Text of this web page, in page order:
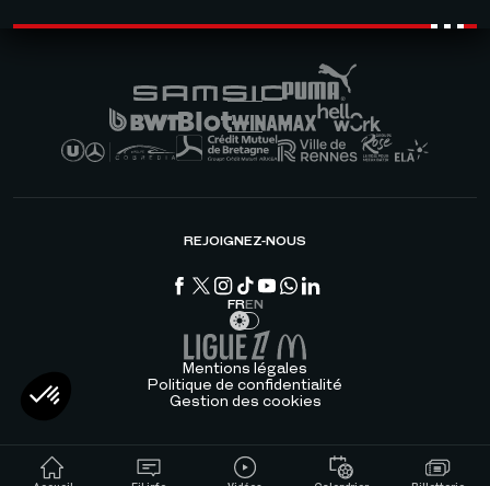
REJOIGNEZ-NOUS
FREN
Mentions légales
Politique de confidentialité
Gestion des cookies